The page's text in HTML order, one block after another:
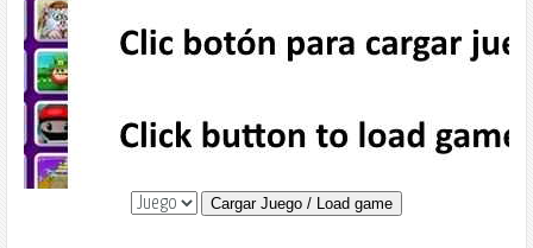
Cargar Juego / Load game